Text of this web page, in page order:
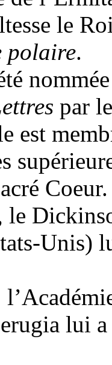
le
polaire.
par
est
le
Unis)
lui